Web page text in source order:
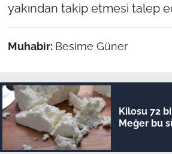
yakından takip etmesi talep
Muhabir: Besime Güner
Kilosu 72
Meğer bu